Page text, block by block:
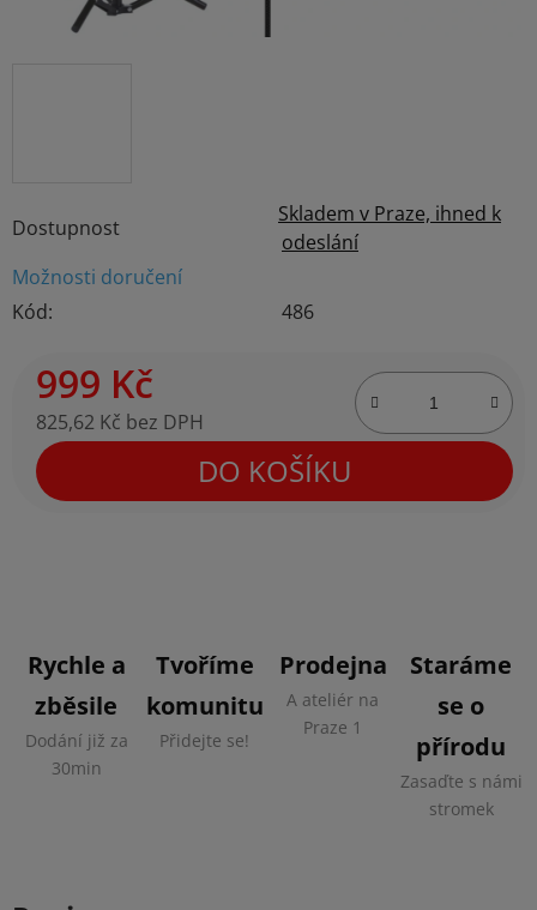
Dostupnost
Skladem v Praze, ihned k
odeslání
Možnosti doručení
Kód:
486
999 Kč
825,62 Kč bez DPH
Měrná cena:
DO KOŠÍKU
Rychle a
zběsile
Dodání již za
30min
Tvoříme
komunitu
Přidejte se!
Prodejna
A ateliér na
Praze 1
Staráme
se o
přírodu
Zasaďte s námi
stromek